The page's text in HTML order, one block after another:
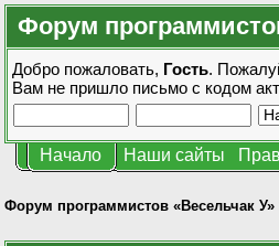
Форум
Добро пожаловать, Гость.
Вам не пришло письмо с кодом
Начало Наши сайты
Форум программистов «Весельчак У»